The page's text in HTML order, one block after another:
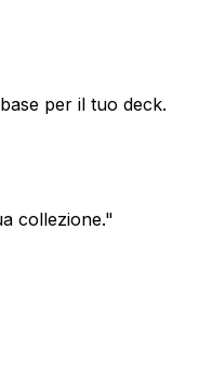
per il tuo deck.
collezione."